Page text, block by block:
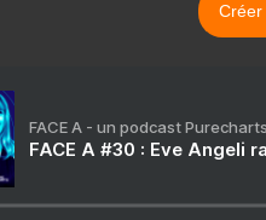
Créer
FACE A - un podcast Purecharts
FACE A #30 : Eve Angeli